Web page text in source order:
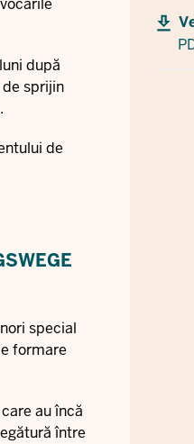
după
sprijin
de
special
formare
au încă
între